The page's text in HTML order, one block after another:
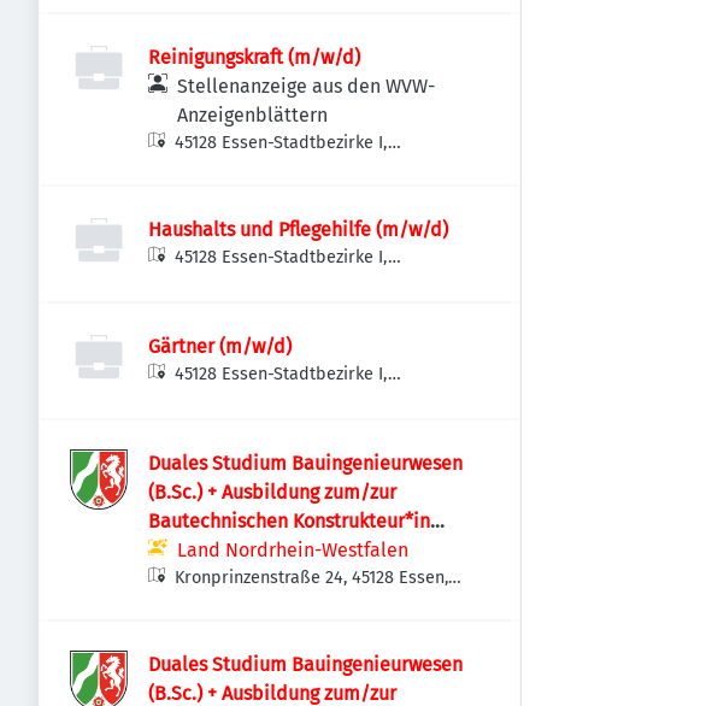
Reinigungskraft (m/w/d)
Stellenanzeige aus den WVW-
Anzeigenblättern
45128 Essen-Stadtbezirke I,
Haushalts und Pflegehilfe (m/w/d)
45128 Essen-Stadtbezirke I,
Gärtner (m/w/d)
45128 Essen-Stadtbezirke I,
Duales Studium Bauingenieurwesen
(B.Sc.) + Ausbildung zum/zur
Bautechnischen Konstrukteur*in
(m/w/d)
Land Nordrhein-Westfalen
Kronprinzenstraße 24, 45128 Essen,
Duales Studium Bauingenieurwesen
(B.Sc.) + Ausbildung zum/zur